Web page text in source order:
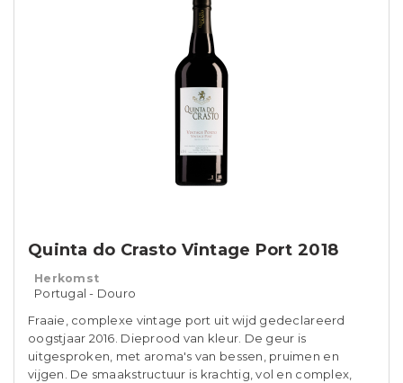
Quinta do Crasto Vintage Port 2018
Herkomst
Portugal - Douro
Fraaie, complexe vintage port uit wijd gedeclareerd
oogstjaar 2016. Dieprood van kleur. De geur is
uitgesproken, met aroma's van bessen, pruimen en
vijgen. De smaakstructuur is krachtig, vol en complex,